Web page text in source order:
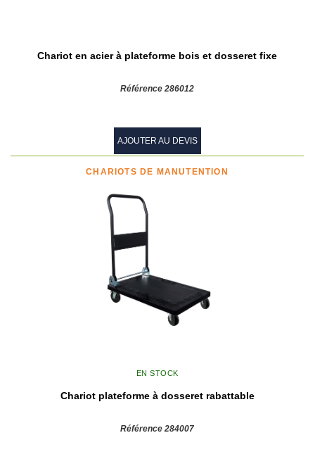
Chariot en acier à plateforme bois et dosseret fixe
Référence 286012
AJOUTER AU DEVIS
CHARIOTS DE MANUTENTION
EN STOCK
Chariot plateforme à dosseret rabattable
Référence 284007